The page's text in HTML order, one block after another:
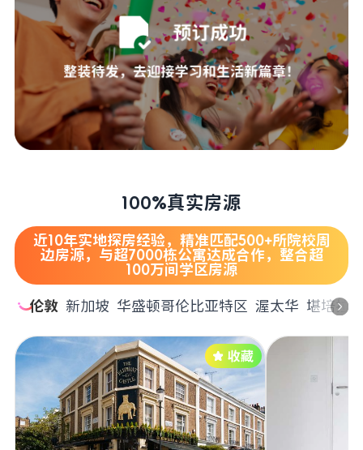
100%真实房源
近10年实地探房经验，精准匹配500+所院校周
边房源，与超7000栋公寓达成合作，整合超
100万间学区房源
伦敦 新加坡 华盛顿哥伦比亚特区 渥太华 堪培拉